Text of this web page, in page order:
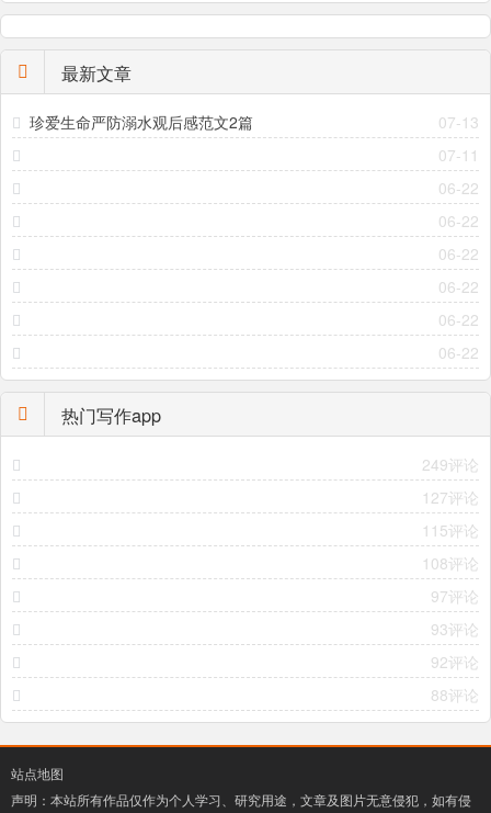
最新文章
07-13
珍爱生命严防溺水观后感范文2篇
07-11
06-22
06-22
06-22
06-22
06-22
06-22
热门写作app
249评论
127评论
115评论
108评论
97评论
93评论
92评论
88评论
站点地图
声明：本站所有作品仅作为个人学习、研究用途，文章及图片无意侵犯，如有侵